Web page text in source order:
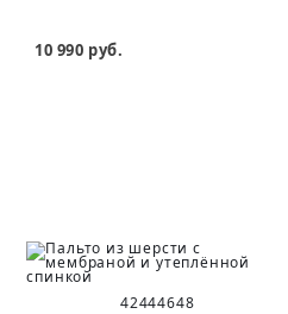
10 990 руб.
42444648